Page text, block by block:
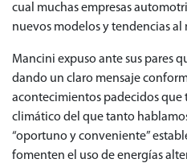
cual muchas empresas
nuevos modelos y tendencias al
Mancini expuso ante sus pares
dando un claro mensaje
acontecimientos padecidos
climático del que tanto
“oportuno y conveniente”
fomenten el uso de energías